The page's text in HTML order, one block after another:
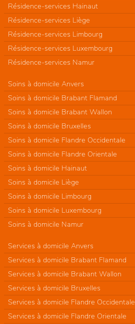
Résidence-services Hainaut
Résidence-services Liège
Résidence-services Limbourg
Résidence-services Luxembourg
Résidence-services Namur
Soins à domicile Anvers
Soins à domicile Brabant Flamand
Soins à domicile Brabant Wallon
Soins à domicile Bruxelles
Soins à domicile Flandre Occidentale
Soins à domicile Flandre Orientale
Soins à domicile Hainaut
Soins à domicile Liège
Soins à domicile Limbourg
Soins à domicile Luxembourg
Soins à domicile Namur
Services à domicile Anvers
Services à domicile Brabant Flamand
Services à domicile Brabant Wallon
Services à domicile Bruxelles
Services à domicile Flandre Occidentale
Services à domicile Flandre Orientale